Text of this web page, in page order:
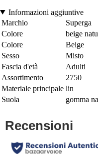
Informazioni aggiuntive
Marchio
Superga
Colore
beige
Colore
Beige
Sesso
Misto
Fascia d'età
Adulti
Assortimento
2750
Materiale principale lin
Suola
gomma